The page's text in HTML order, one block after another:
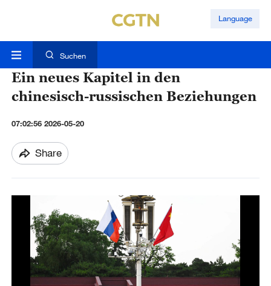
Language
Suchen
Ein neues Kapitel in den
chinesisch-russischen Beziehungen
07:02:56 2026-05-20
Share